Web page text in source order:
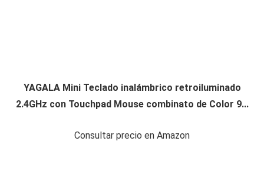
YAGALA Mini Teclado inalámbrico retroiluminado
2.4GHz con Touchpad Mouse combinato de Color 9...
Consultar precio en Amazon